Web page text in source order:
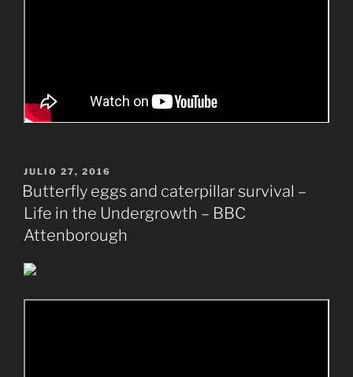
PUBLICADO
EL
JULIO 27, 2016
Butterfly eggs and caterpillar survival –
Life in the Undergrowth – BBC
Attenborough